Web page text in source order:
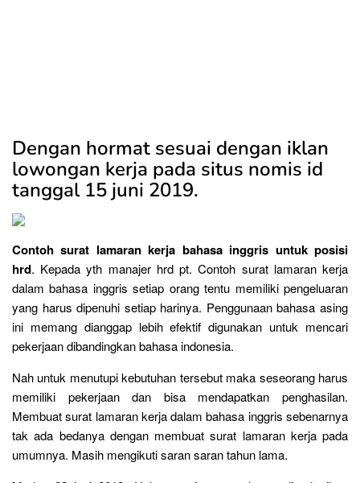
Dengan hormat sesuai dengan iklan
lowongan kerja pada situs nomis id
tanggal 15 juni 2019.
Contoh surat lamaran kerja bahasa inggris untuk posisi
hrd. Kepada yth manajer hrd pt. Contoh surat lamaran kerja
dalam bahasa inggris setiap orang tentu memiliki pengeluaran
yang harus dipenuhi setiap harinya. Penggunaan bahasa asing
ini memang dianggap lebih efektif digunakan untuk mencari
pekerjaan dibandingkan bahasa indonesia.
Nah untuk menutupi kebutuhan tersebut maka seseorang harus
memiliki pekerjaan dan bisa mendapatkan penghasilan.
Membuat surat lamaran kerja dalam bahasa inggris sebenarnya
tak ada bedanya dengan membuat surat lamaran kerja pada
umumnya. Masih mengikuti saran saran tahun lama.